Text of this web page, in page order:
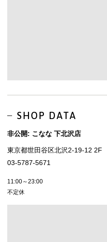
SHOP DATA
非公開: こなな 下北沢店
東京都世田谷区北沢2-19-12 2F
03-5787-5671
11:00～23:00
不定休